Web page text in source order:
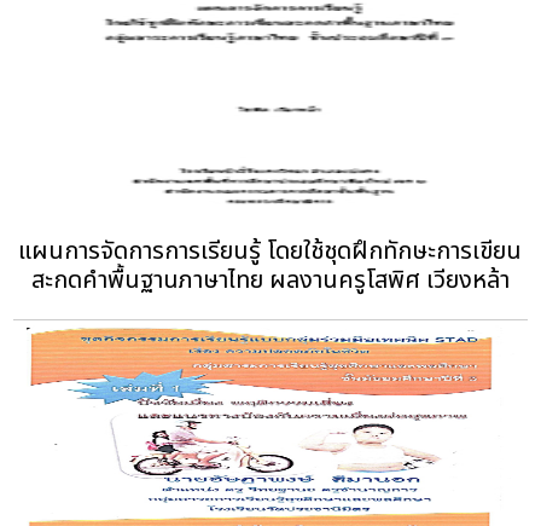
แผนการจัดการการเรียนรู้ โดยใช้ชุดฝึกทักษะการเขียน
สะกดคำพื้นฐานภาษาไทย ผลงานครูโสพิศ เวียงหล้า